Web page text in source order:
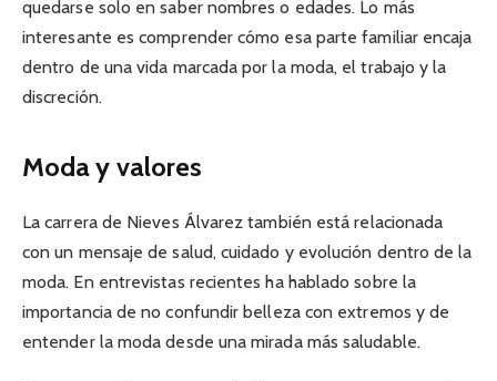
quedarse solo en saber nombres o edades. Lo más
interesante es comprender cómo esa parte familiar encaja
dentro de una vida marcada por la moda, el trabajo y la
discreción.
Moda y valores
La carrera de Nieves Álvarez también está relacionada
con un mensaje de salud, cuidado y evolución dentro de la
moda. En entrevistas recientes ha hablado sobre la
importancia de no confundir belleza con extremos y de
entender la moda desde una mirada más saludable.